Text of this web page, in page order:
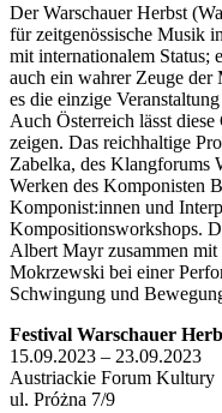
Der Warschauer Herbst
für zeitgenössische Musik
mit internationalem Status;
auch ein wahrer Zeuge der
es die einzige
Auch Österreich lässt diese
zeigen. Das reichhaltige
Zabelka, des Klangforums
Werken des Komponisten
Komponist:innen und
Kompositionsworkshops.
Albert Mayr zusammen
Mokrzewski bei einer
Schwingung und
Festival Warschauer
15.09.2023 – 23.09.2023
Austriackie Forum Kultury
ul. Próżna 7/9